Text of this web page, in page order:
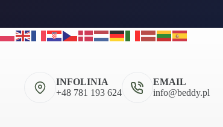
Przejdź
do
INFOLINIA
+48 781 193 624
EMAIL
info@beddy.pl